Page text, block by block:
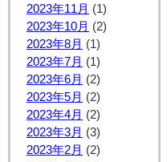
2023年11月 (1)
2023年10月 (2)
2023年8月 (1)
2023年7月 (1)
2023年6月 (2)
2023年5月 (2)
2023年4月 (2)
2023年3月 (3)
2023年2月 (2)